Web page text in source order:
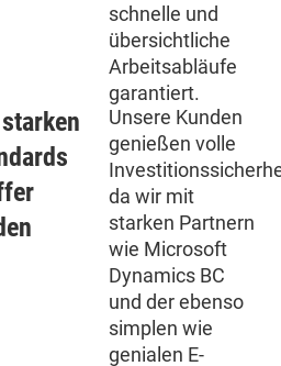
schnelle und
übersichtliche
Arbeitsabläufe
garantiert.
Unsere Kunden
genießen volle
da wir mit
starken Partnern
wie Microsoft
Dynamics BC
und der ebenso
simplen wie
genialen E-